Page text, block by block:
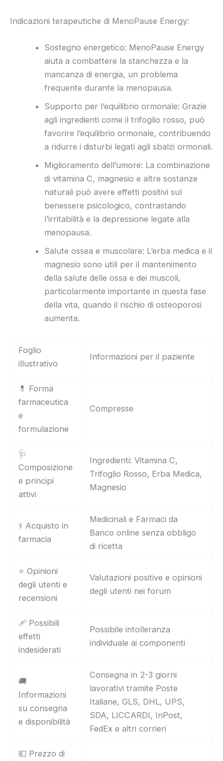
Indicazioni terapeutiche di MenoPause Energy:
Sostegno energetico: MenoPause Energy
aiuta a combattere la stanchezza e la
mancanza di energia, un problema
frequente durante la menopausa.
Supporto per l’equilibrio ormonale: Grazie
agli ingredienti come il trifoglio rosso, può
favorire l’equilibrio ormonale, contribuendo
a ridurre i disturbi legati agli sbalzi ormonali.
Miglioramento dell’umore: La combinazione
di vitamina C, magnesio e altre sostanze
naturali può avere effetti positivi sul
benessere psicologico, contrastando
l’irritabilità e la depressione legate alla
menopausa.
Salute ossea e muscolare: L’erba medica e il
magnesio sono utili per il mantenimento
della salute delle ossa e dei muscoli,
particolarmente importante in questa fase
della vita, quando il rischio di osteoporosi
aumenta.
Foglio
illustrativo
Informazioni per il paziente
💊 Forma
farmaceutica
e
formulazione
Compresse
🩺
Composizione
e principi
attivi
Ingredienti: Vitamina C,
Trifoglio Rosso, Erba Medica,
Magnesio
⚕️ Acquisto in
farmacia
Medicinali e Farmaci da
Banco online senza obbligo
di ricetta
⭐ Opinioni
degli utenti e
recensioni
Valutazioni positive e opinioni
degli utenti nei forum
🩹 Possibili
effetti
indesiderati
Possibile intolleranza
individuale ai componenti
🚚
Informazioni
su consegna
e disponibilità
Consegna in 2-3 giorni
lavorativi tramite Poste
Italiane, GLS, DHL, UPS,
SDA, LICCARDI, InPost,
FedEx e altri corrieri
💶 Prezzo di